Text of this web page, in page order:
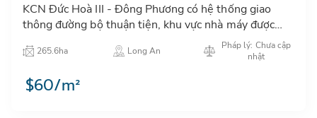
KCN Đức Hoà III - Đông Phương có hệ thống giao
thông đường bộ thuận tiện, khu vực nhà máy được
265.6ha Long An
Pháp lý: Chưa cập
nhật
$60/m²